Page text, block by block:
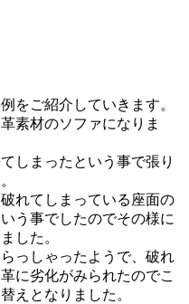
をご紹介していきます。
素材のソファになりま
しまったという事で張り
れてしまっている座面の
う事でしたのでその様に
した。
っしゃったようで、破れ
に劣化がみられたのでこ
えとなりました。